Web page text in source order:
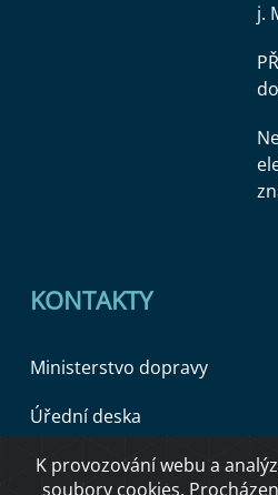
j.
KONTAKTY
Ministerstvo dopravy
Úřední deska
K provozování webu a
soubory cookies.